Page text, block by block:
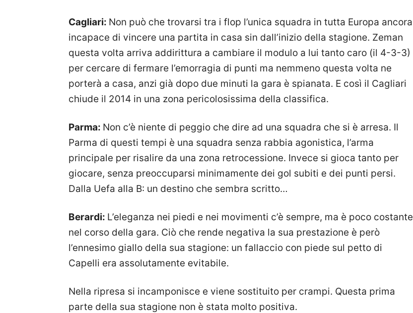
Cagliari: Non può che trovarsi tra i flop l’unica squadra in tutta Europa ancora
incapace di vincere una partita in casa sin dall’inizio della stagione. Zeman
questa volta arriva addirittura a cambiare il modulo a lui tanto caro (il 4-3-3)
per cercare di fermare l’emorragia di punti ma nemmeno questa volta ne
porterà a casa, anzi già dopo due minuti la gara è spianata. E così il Cagliari
chiude il 2014 in una zona pericolosissima della classifica.
Parma: Non c’è niente di peggio che dire ad una squadra che si è arresa. Il
Parma di questi tempi è una squadra senza rabbia agonistica, l’arma
principale per risalire da una zona retrocessione. Invece si gioca tanto per
giocare, senza preoccuparsi minimamente dei gol subiti e dei punti persi.
Dalla Uefa alla B: un destino che sembra scritto…
Berardi: L’eleganza nei piedi e nei movimenti c’è sempre, ma è poco costante
nel corso della gara. Ciò che rende negativa la sua prestazione è però
l’ennesimo giallo della sua stagione: un fallaccio con piede sul petto di
Capelli era assolutamente evitabile.
Nella ripresa si incamponisce e viene sostituito per crampi. Questa prima
parte della sua stagione non è stata molto positiva.